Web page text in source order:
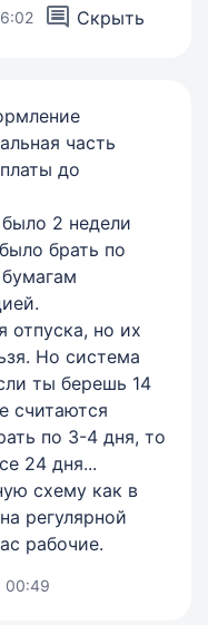
Скрыть
часть
до
2 недели
брать по
отпуска, но их
Но система
ты берешь 14
считаются
по 3-4 дня, то
24 дня...
схему как в
регулярной
рабочие.
00:49